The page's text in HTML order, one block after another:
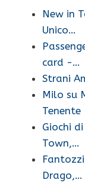
New in
Unico…
card -…
Strani
Milo su
Giochi
Town,…
Drago,…